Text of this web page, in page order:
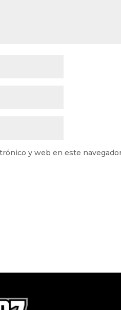
y web en este